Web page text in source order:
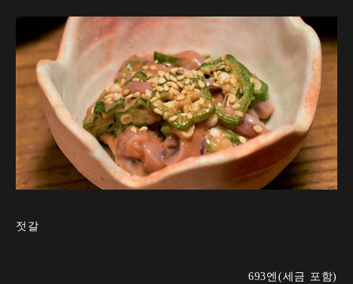
젓갈
693엔(세금 포함)